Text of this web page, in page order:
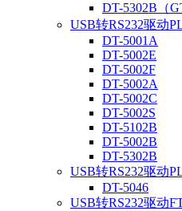
DT-5302B（
USB转RS232驱动
DT-5001A
DT-5002E
DT-5002F
DT-5002A
DT-5002C
DT-5002S
DT-5102B
DT-5002B
DT-5302B
USB转RS232驱动
DT-5046
USB转RS232驱动